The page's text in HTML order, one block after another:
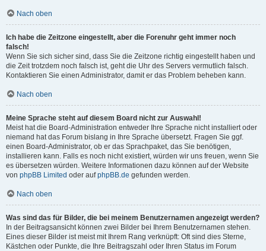
Nach oben
Ich habe die Zeitzone eingestellt, aber die Forenuhr geht immer noch
falsch!
Wenn Sie sich sicher sind, dass Sie die Zeitzone richtig eingestellt haben und
die Zeit trotzdem noch falsch ist, geht die Uhr des Servers vermutlich falsch.
Kontaktieren Sie einen Administrator, damit er das Problem beheben kann.
Nach oben
Meine Sprache steht auf diesem Board nicht zur Auswahl!
Meist hat die Board-Administration entweder Ihre Sprache nicht installiert oder
niemand hat das Forum bislang in Ihre Sprache übersetzt. Fragen Sie ggf.
einen Board-Administrator, ob er das Sprachpaket, das Sie benötigen,
installieren kann. Falls es noch nicht existiert, würden wir uns freuen, wenn Sie
es übersetzen würden. Weitere Informationen dazu können auf der Website
von phpBB Limited oder aufphpBB.de gefunden werden.
Nach oben
Was sind das für Bilder, die bei meinem Benutzernamen angezeigt werden?
In der Beitragsansicht können zwei Bilder bei Ihrem Benutzernamen stehen.
Eines dieser Bilder ist meist mit Ihrem Rang verknüpft: Oft sind dies Sterne,
Kästchen oder Punkte, die Ihre Beitragszahl oder Ihren Status im Forum